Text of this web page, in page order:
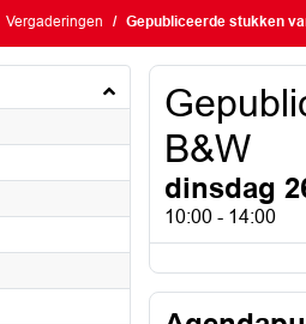
Vergaderingen Gepubliceerde stukken
B&W
dinsdag
10:00 - 14:00